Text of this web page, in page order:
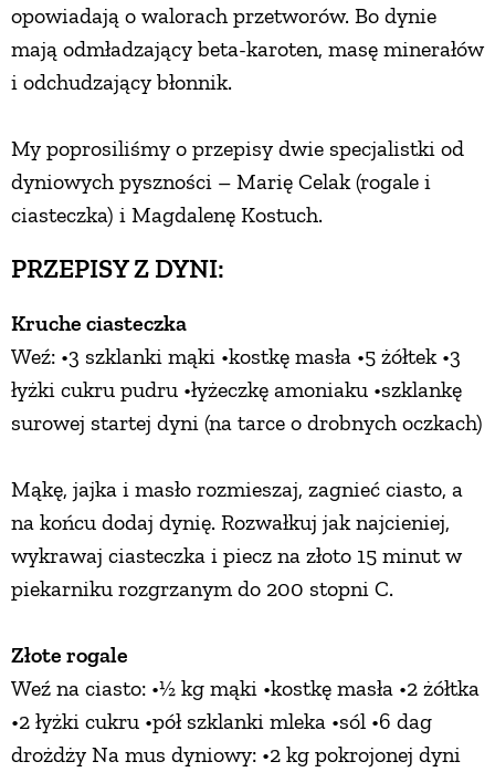
opowiadają o walorach przetworów. Bo dynie
mają odmładzający beta-karoten, masę minerałów
i odchudzający błonnik.
My poprosiliśmy o przepisy dwie specjalistki od
dyniowych pyszności – Marię Celak (rogale i
ciasteczka) i Magdalenę Kostuch.
PRZEPISY Z DYNI:
Kruche ciasteczka
Weź: •3 szklanki mąki •kostkę masła •5 żółtek •3
łyżki cukru pudru •łyżeczkę amoniaku •szklankę
surowej startej dyni (na tarce o drobnych oczkach)
Mąkę, jajka i masło rozmieszaj, zagnieć ciasto, a
na końcu dodaj dynię. Rozwałkuj jak najcieniej,
wykrawaj ciasteczka i piecz na złoto 15 minut w
piekarniku rozgrzanym do 200 stopni C.
Złote rogale
Weź na ciasto: •½ kg mąki •kostkę masła •2 żółtka
•2 łyżki cukru •pół szklanki mleka •sól •6 dag
drożdży Na mus dyniowy: •2 kg pokrojonej dyni